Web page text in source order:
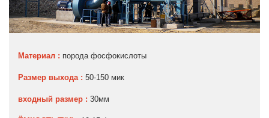
Материал : порода фосфокислоты
Размер выхода : 50-150 мик
входный размер : 30мм